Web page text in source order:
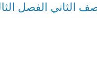
الثاني الفصل